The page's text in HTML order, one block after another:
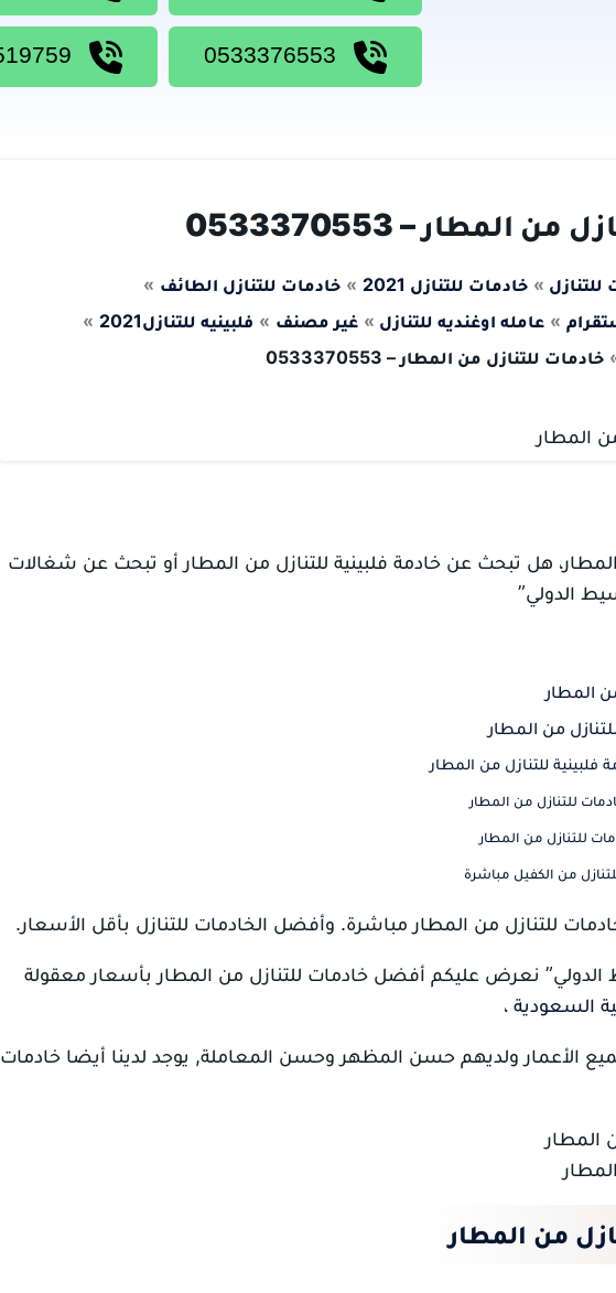
المطار – 0533370553
للتنازل خادمات للتنازل 2021
خادمات للتنازل الطائف
عامله اوغنديه للتنازل غير مصنف
فلبينيه للتنازل2021
خادمات للتنازل من المطار – 0533370553
هل تبحث عن خادمة فلبينية للتنازل من المطار أو تبحث عن شغالات
الدولي”
المطار
من المطار
فلبينية للتنازل من المطار
للتنازل من المطار
للتنازل من المطار
من الكفيل مباشرة
للتنازل من المطار مباشرة. وأفضل الخادمات للتنازل بأقل الأسعار.
نعرض عليكم أفضل خادمات للتنازل من المطار بأسعار معقولة
السعودية ،
الأعمار ولديهم حسن المظهر وحسن المعاملة, يوجد لدينا أيضا خادمات
من المطار